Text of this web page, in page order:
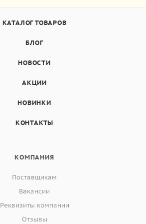
КАТАЛОГ ТОВАРОВ
БЛОГ
НОВОСТИ
АКЦИИ
НОВИНКИ
КОНТАКТЫ
КОМПАНИЯ
Поставщикам
Вакансии
Реквизиты компании
Отзывы